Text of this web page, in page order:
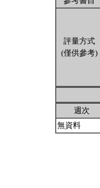
評量方式
(僅供參考)
週次
無資料